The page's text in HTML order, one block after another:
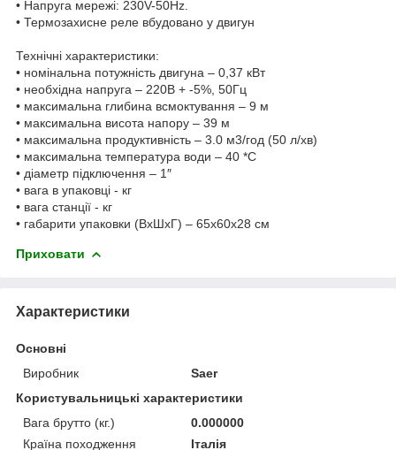
• Напруга мережі: 230V-50Hz.
• Термозахисне реле вбудовано у двигун
Технічні характеристики:
• номінальна потужність двигуна – 0,37 кВт
• необхідна напруга – 220В + -5%, 50Гц
• максимальна глибина всмоктування – 9 м
• максимальна висота напору – 39 м
• максимальна продуктивність – 3.0 м3/год (50 л/хв)
• максимальна температура води – 40 *С
• діаметр підключення – 1″
• вага в упаковці - кг
• вага станції - кг
• габарити упаковки (ВхШхГ) – 65x60x28 см
Приховати
Характеристики
Основні
Виробник
Saer
Користувальницькі характеристики
Вага брутто (кг.)
0.000000
Країна походження
Італія